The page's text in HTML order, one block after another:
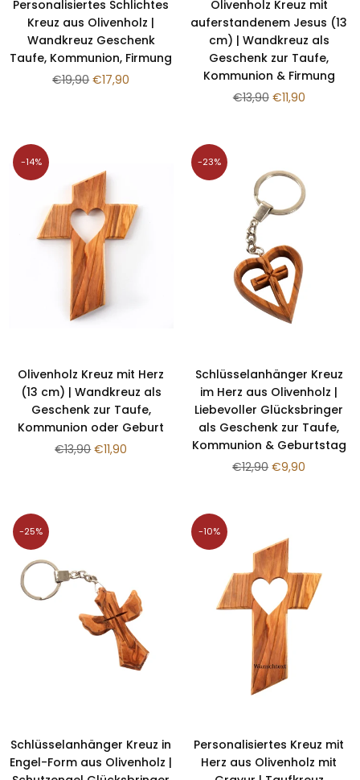
Personalisiertes Schlichtes
Kreuz aus Olivenholz |
Wandkreuz Geschenk
Taufe, Kommunion, Firmung
Normaler
€19,90 €17,90
Olivenholz Kreuz mit
auferstandenem Jesus (13
cm) | Wandkreuz als
Geschenk zur Taufe,
Kommunion & Firmung
Normaler
€13,90 €11,90
-14%
Olivenholz Kreuz mit Herz
(13 cm) | Wandkreuz als
Geschenk zur Taufe,
Kommunion oder Geburt
Normaler
€13,90 €11,90
-23%
Schlüsselanhänger Kreuz
im Herz aus Olivenholz |
Liebevoller Glücksbringer
als Geschenk zur Taufe,
Kommunion & Geburtstag
Normaler
€12,90 €9,90
-25%
Schlüsselanhänger Kreuz in
Engel-Form aus Olivenholz |
-10%
Personalisiertes Kreuz mit
Herz aus Olivenholz mit